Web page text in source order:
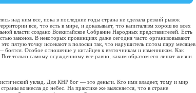
над ним все, пока в последние годы страна не сделала резкий рывок
все, что есть в мире, и доказывает, что капитализм хорош во всех
власти создано Всекитайское Собрание Народных представителей. Есть
законов. В некоторых провинциях даже сегодня часто организовывают
пятую точку иссекают в полоски так, что нарушитель потом пару месяцев
Особое отношение у китайцев к взяточникам и изменникам. Как
Вот только самому осужденному все равно, каким образом его лишат жизни.
уклад. Для КНР бог — это деньги. Кто ими владеет, тому и мир
вознесла до небес. На практике же выясняется, что в стране